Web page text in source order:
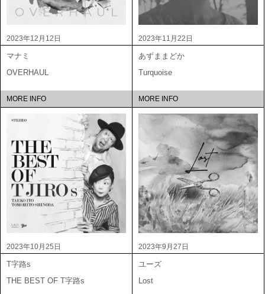
2023年12月12日
マナミ
OVERHAUL
MORE INFO
2023年11月22日
あずままどか
Turquoise
MORE INFO
2023年10月25日
T字路s
THE BEST OF T字路s
2023年9月27日
ユーズ
Lost